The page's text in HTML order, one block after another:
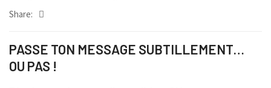
Share:
PASSE TON MESSAGE SUBTILLEMENT…
OU PAS !